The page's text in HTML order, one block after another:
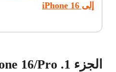
إلى iPhone 16